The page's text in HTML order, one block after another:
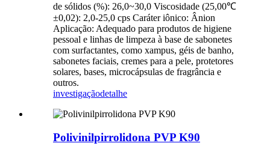
de sólidos (%): 26,0~30,0 Viscosidade (25,00℃
±0,02): 2,0-25,0 cps Caráter iônico: Ânion
Aplicação: Adequado para produtos de higiene
pessoal e linhas de limpeza à base de sabonetes
com surfactantes, como xampus, géis de banho,
sabonetes faciais, cremes para a pele, protetores
solares, bases, microcápsulas de fragrância e
outros.
investigaçãodetalhe
Polivinilpirrolidona PVP K90